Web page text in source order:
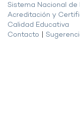
Sistema Nacional de
Acreditación y
Calidad Educativa
Contacto